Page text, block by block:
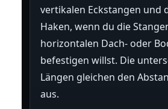
vertikalen Eckstangen und
Haken, wenn du die
horizontalen Dach- oder
befestigen willst. Die
Längen gleichen den
aus.